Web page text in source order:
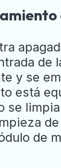
de
y se
está
se
de